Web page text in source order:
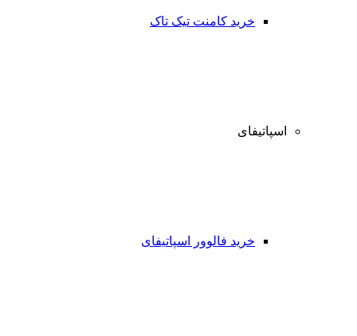
خرید کامنت تیک تاک
اسپاتیفای
خرید فالوور اسپاتیفای